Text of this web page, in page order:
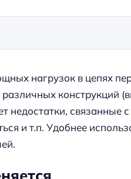
нагрузок в цепях
конструкций
недостатки, связанные
и т.п. Удобнее